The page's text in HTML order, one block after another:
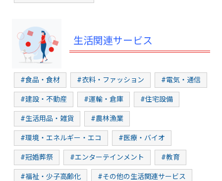
生活関連サービス
#食品・食材 #衣料・ファッション #電気・通信
#建設・不動産 #運輸・倉庫 #住宅設備
#生活用品・雑貨 #農林漁業
#環境・エネルギー・エコ #医療・バイオ
#冠婚葬祭 #エンターテインメント #教育
#福祉・少子高齢化 #その他の生活関連サービス